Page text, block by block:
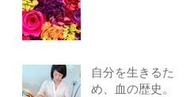
自分を生きるた
め、血の歴史。